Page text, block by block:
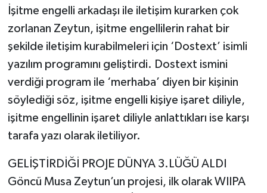
İşitme engelli arkadaşı ile iletişim kurarken çok
zorlanan Zeytun, işitme engellilerin rahat bir
şekilde iletişim kurabilmeleri için ‘Dostext’ isimli
yazılım programını geliştirdi. Dostext ismini
verdiği program ile ‘merhaba’ diyen bir kişinin
söylediği söz, işitme engelli kişiye işaret diliyle,
işitme engellinin işaret diliyle anlattıkları ise karşı
tarafa yazı olarak iletiliyor.
GELİŞTİRDİĞİ PROJE DÜNYA 3.LÜĞÜ ALDI
Göncü Musa Zeytun’un projesi, ilk olarak WIIPA